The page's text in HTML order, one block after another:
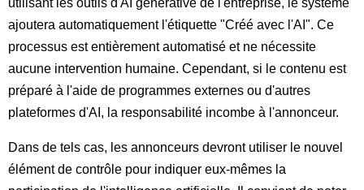
utilisant les outils d'AI générative de l'entreprise, le système
ajoutera automatiquement l'étiquette "Créé avec l'AI". Ce
processus est entièrement automatisé et ne nécessite
aucune intervention humaine. Cependant, si le contenu est
préparé à l'aide de programmes externes ou d'autres
plateformes d'AI, la responsabilité incombe à l'annonceur.
Dans de tels cas, les annonceurs devront utiliser le nouvel
élément de contrôle pour indiquer eux-mêmes la